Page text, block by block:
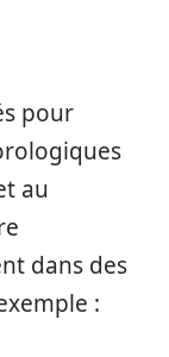
pour
au
dans des
: